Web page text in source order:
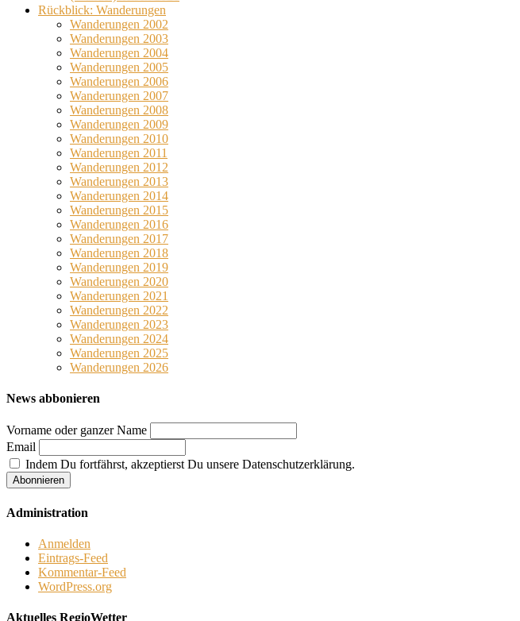
Rückblick: Wanderungen
Wanderungen 2002
Wanderungen 2003
Wanderungen 2004
Wanderungen 2005
Wanderungen 2006
Wanderungen 2007
Wanderungen 2008
Wanderungen 2009
Wanderungen 2010
Wanderungen 2011
Wanderungen 2012
Wanderungen 2013
Wanderungen 2014
Wanderungen 2015
Wanderungen 2016
Wanderungen 2017
Wanderungen 2018
Wanderungen 2019
Wanderungen 2020
Wanderungen 2021
Wanderungen 2022
Wanderungen 2023
Wanderungen 2024
Wanderungen 2025
Wanderungen 2026
News abbonieren
Vorname oder ganzer Name
Email
Indem Du fortfährst, akzeptierst Du unsere Datenschutzerklärung.
Administration
Anmelden
Eintrags-Feed
Kommentar-Feed
WordPress.org
Aktuelles RegioWetter